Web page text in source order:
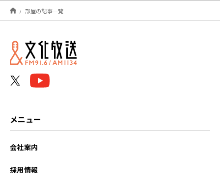
2022年03月
部屋の記事一覧
メニュー
会社案内
採用情報